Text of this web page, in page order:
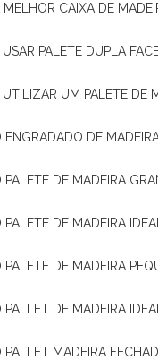
MELHOR CAIXA DE
USAR PALETE DUPLA
UTILIZAR UM PALETE DE
ENGRADADO DE
PALETE DE MADEIRA
PALETE DE MADEIRA
PALETE DE MADEIRA
PALLET DE MADEIRA
PALLET MADEIRA